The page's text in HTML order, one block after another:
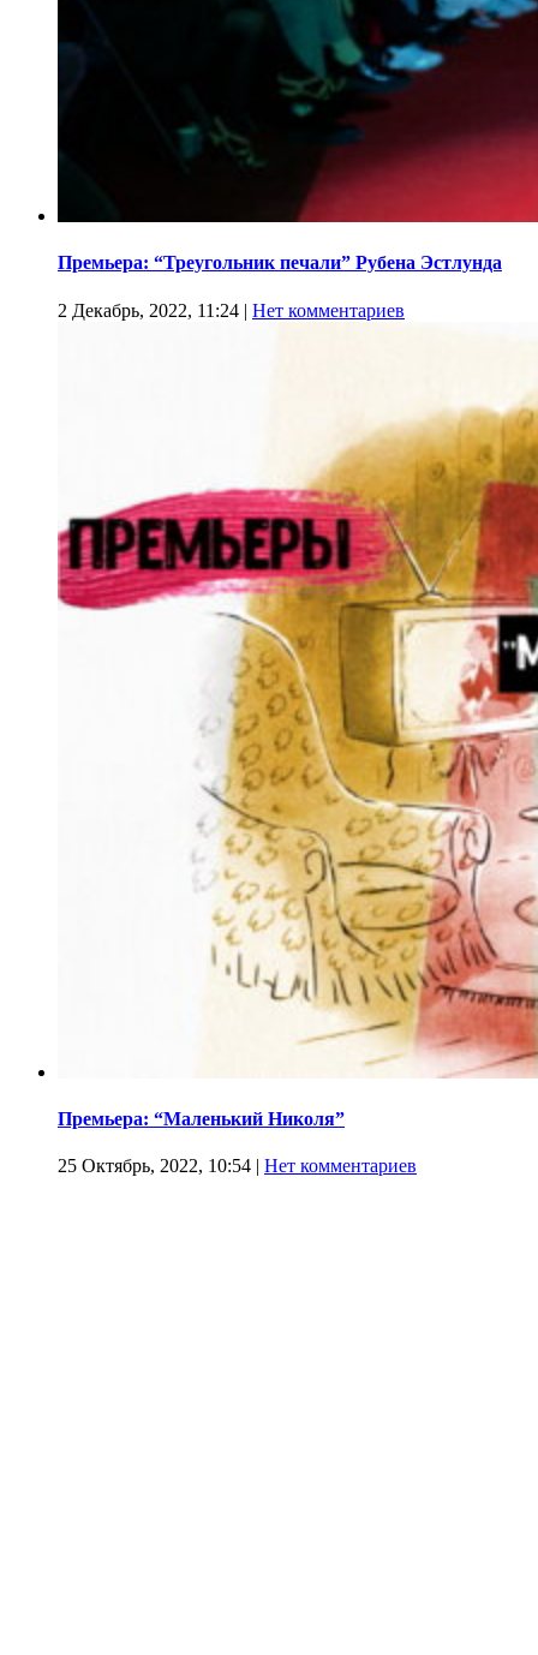
Премьера: “Треугольник печали” Рубена Эстлунда
2 Декабрь, 2022, 11:24 | Нет комментариев
Премьера: “Маленький Николя”
25 Октябрь, 2022, 10:54 | Нет комментариев